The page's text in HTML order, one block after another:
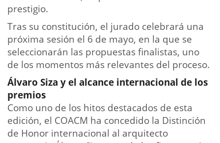
prestigio.
Tras su constitución, el jurado celebrará una
próxima sesión el 6 de mayo, en la que se
seleccionarán las propuestas finalistas, uno
de los momentos más relevantes del proceso.
Álvaro Siza y el alcance internacional de los
premios
Como uno de los hitos destacados de esta
edición, el COACM ha concedido la Distinción
de Honor internacional al arquitecto